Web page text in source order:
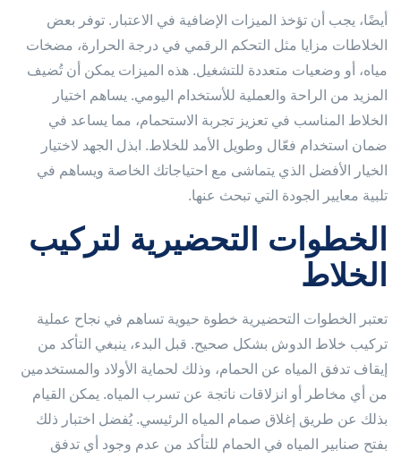
أيضًا، يجب أن تؤخذ الميزات الإضافية في الاعتبار. توفر بعض
الخلاطات مزايا مثل التحكم الرقمي في درجة الحرارة، مضخات
مياه، أو وضعيات متعددة للتشغيل. هذه الميزات يمكن أن تُضيف
المزيد من الراحة والعملية للأستخدام اليومي. يساهم اختيار
الخلاط المناسب في تعزيز تجربة الاستحمام، مما يساعد في
ضمان استخدام فعّال وطويل الأمد للخلاط. ابذل الجهد لاختيار
الخيار الأفضل الذي يتماشى مع احتياجاتك الخاصة ويساهم في
تلبية معايير الجودة التي تبحث عنها.
الخطوات التحضيرية لتركيب
الخلاط
تعتبر الخطوات التحضيرية خطوة حيوية تساهم في نجاح عملية
تركيب خلاط الدوش بشكل صحيح. قبل البدء، ينبغي التأكد من
إيقاف تدفق المياه عن الحمام، وذلك لحماية الأولاد والمستخدمين
من أي مخاطر أو انزلاقات ناتجة عن تسرب المياه. يمكن القيام
بذلك عن طريق إغلاق صمام المياه الرئيسي. يُفضل اختبار ذلك
بفتح صنابير المياه في الحمام للتأكد من عدم وجود أي تدفق